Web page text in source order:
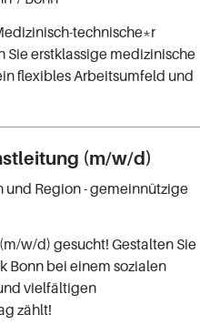
technische*r
erstklassige medizinische
flexibles Arbeitsumfeld und
(m/w/d)
und Region - gemeinnützige
w/d) gesucht! Gestalten Sie
Bonn bei einem sozialen
vielfältigen
zählt!